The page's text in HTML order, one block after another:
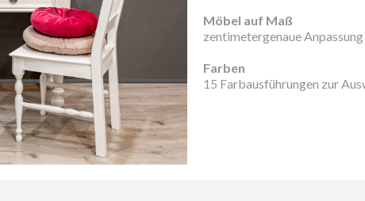
Möbel auf Maß
zentimetergenaue
Farben
15 Farbausführungen zur